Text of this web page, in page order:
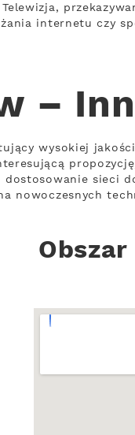
internetu czy
–
wysokiej
sieci
nowoczesnych